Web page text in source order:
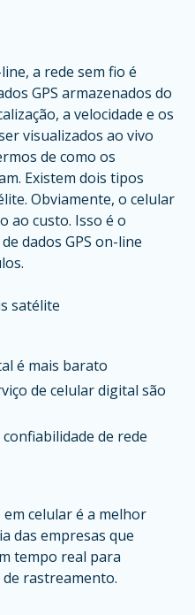
a rede sem fio é
GPS armazenados do
a velocidade e os
visualizados ao vivo
de como os
Existem dois tipos
Obviamente, o celular
ao custo. Isso é o
dados GPS on-line
satélite
é mais barato
de celular digital são
de rede
celular é a melhor
das empresas que
tempo real para
rastreamento.